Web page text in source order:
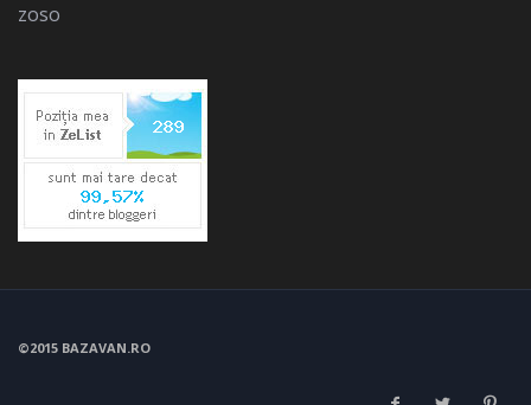
zoso
©2015 BAZAVAN.RO